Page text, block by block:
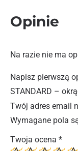
Opinie
Na razie nie ma
Napisz pierwszą
STANDARD –
Twój adres email
Wymagane pola
Twoja ocena *